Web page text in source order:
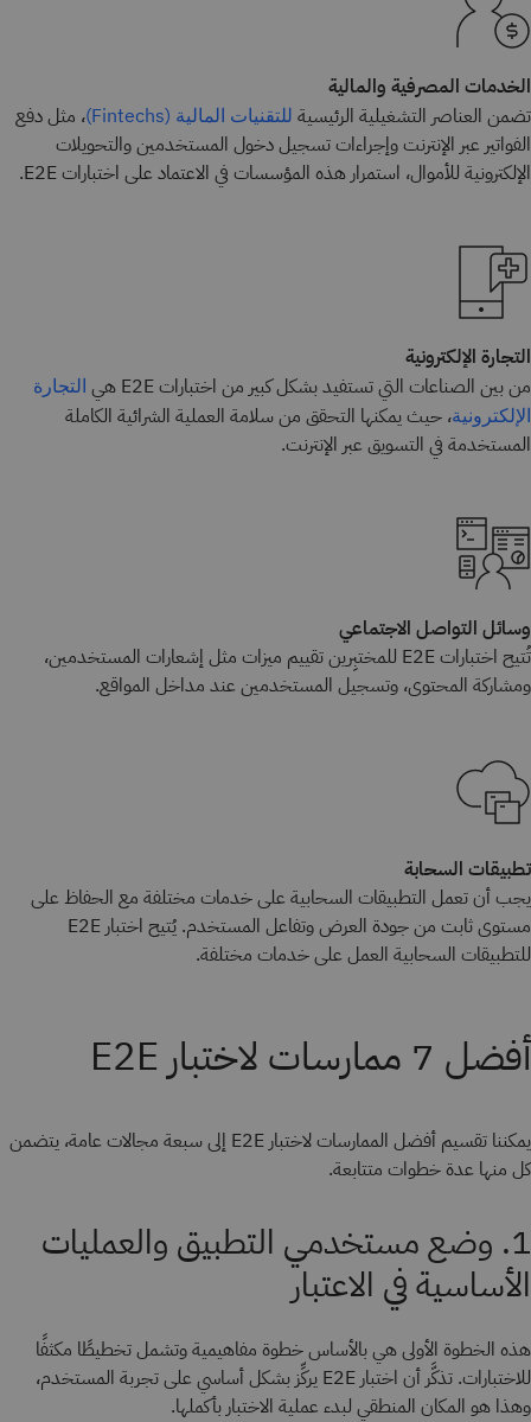
الخدمات المصرفية والمالية
تضمن العناصر التشغيلية الرئيسية للتقنيات المالية (Fintechs)
، مثل دفع
الفواتير عبر الإنترنت وإجراءات تسجيل دخول المستخدمين والتحويلات
الإلكترونية للأموال، استمرار هذه المؤسسات في الاعتماد على اختبارات E2E.
التجارة الإلكترونية
من بين الصناعات التي تستفيد بشكل كبير من اختبارات E2E هي
التجارة
الإلكترونية، حيث يمكنها التحقق من سلامة العملية الشرائية الكاملة
المستخدمة في التسويق عبر الإنترنت.
وسائل التواصل الاجتماعي
تُتيح اختبارات E2E للمختبِرين تقييم ميزات مثل إشعارات المستخدمين،
ومشاركة المحتوى، وتسجيل المستخدمين عند مداخل المواقع.
تطبيقات السحابة
يجب أن تعمل التطبيقات السحابية على خدمات مختلفة مع الحفاظ على
مستوى ثابت من جودة العرض وتفاعل المستخدم. يُتيح اختبار E2E
للتطبيقات السحابية العمل على خدمات مختلفة.
أفضل 7 ممارسات لاختبار E2E
يمكننا تقسيم أفضل الممارسات لاختبار E2E إلى سبعة مجالات عامة، يتضمن
كل منها عدة خطوات متتابعة.
1. وضع مستخدمي التطبيق والعمليات
الأساسية في الاعتبار
هذه الخطوة الأولى هي بالأساس خطوة مفاهيمية وتشمل تخطيطًا مكثفًا
للاختبارات. تذكَّر أن اختبار E2E يركِّز بشكل أساسي على تجربة المستخدم،
وهذا هو المكان المنطقي لبدء عملية الاختبار بأكملها.